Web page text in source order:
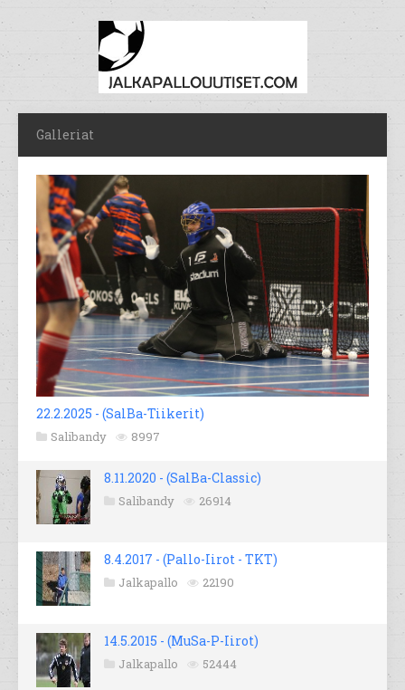
Galleriat
22.2.2025 - (SalBa-Tiikerit)
Salibandy 8997
8.11.2020 - (SalBa-Classic)
Salibandy 26914
8.4.2017 - (Pallo-Iirot - TKT)
Jalkapallo 22190
14.5.2015 - (MuSa-P-Iirot)
Jalkapallo 52444